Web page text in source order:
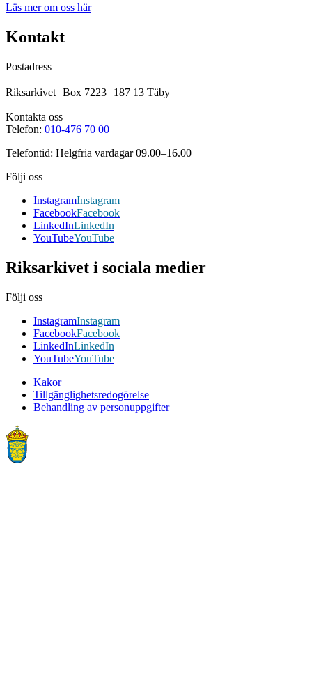
Läs mer om oss här
Kontakt
Postadress
Riksarkivet Box 7223 187 13 Täby
Kontakta oss
Telefon: 010-476 70 00
Telefontid: Helgfria vardagar 09.00–16.00
Följi oss
InstagramInstagram
FacebookFacebook
LinkedInLinkedIn
YouTubeYouTube
Riksarkivet i sociala medier
Följi oss
InstagramInstagram
FacebookFacebook
LinkedInLinkedIn
YouTubeYouTube
Kakor
Tillgänglighetsredogörelse
Behandling av personuppgifter